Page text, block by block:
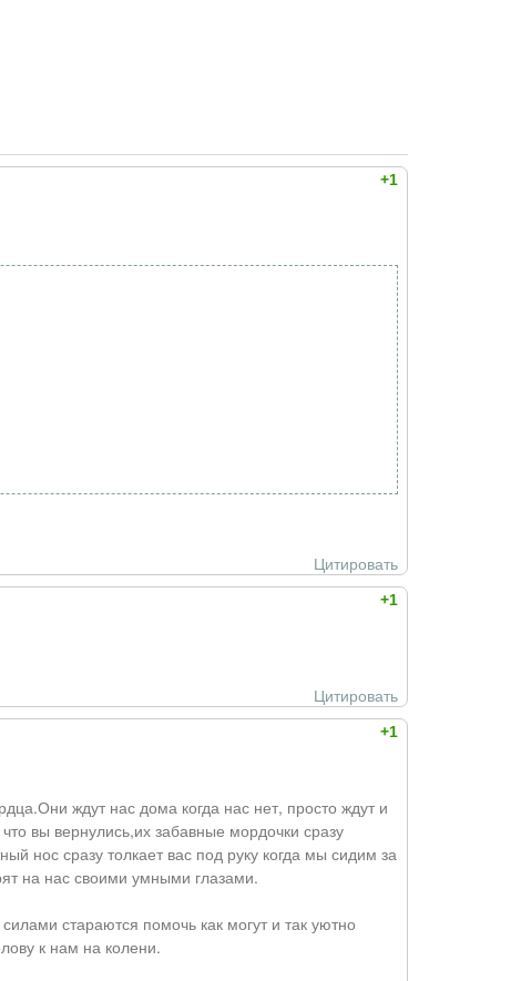
+1
Цитировать
+1
Цитировать
+1
ждут нас дома когда нас нет, просто ждут и
вы вернулись,их забавные мордочки сразу
нос сразу толкает вас под руку когда мы сидим за
на нас своими умными глазами.
стараются помочь как могут и так уютно
к нам на колени.